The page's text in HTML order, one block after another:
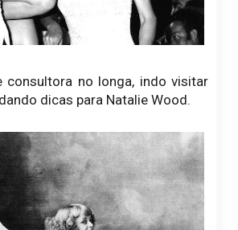
consultora no longa, indo visitar
dicas para Natalie Wood.